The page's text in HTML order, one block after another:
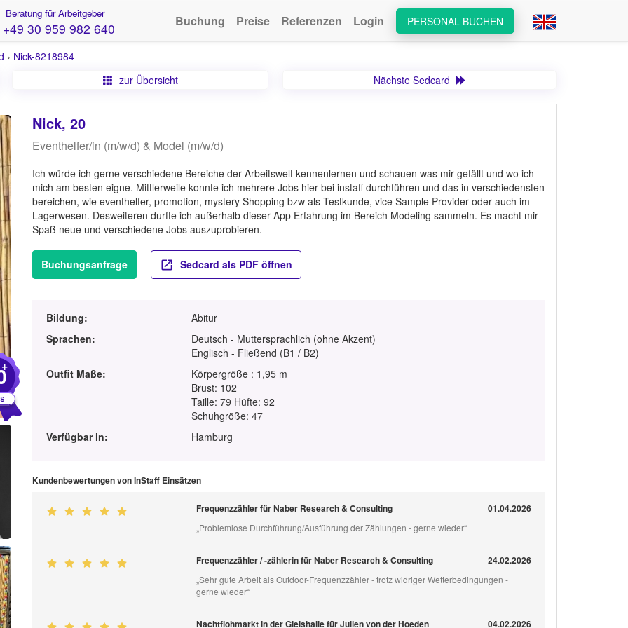
Beratung für Arbeitgeber
+49 30 959 982 640 PERSONAL BUCHEN
Buchung Preise Referenzen Login
› Nick-8218984
zur Übersicht
Nächste Sedcard
+
Nick, 20
Eventhelfer/in (m/w/d) & Model (m/w/d)
Ich würde ich gerne verschiedene Bereiche der Arbeitswelt kennenlernen und schauen was mir gefällt und wo ich
mich am besten eigne. Mittlerweile konnte ich mehrere Jobs hier bei instaff durchführen und das in verschiedensten
bereichen, wie eventhelfer, promotion, mystery Shopping bzw als Testkunde, vice Sample Provider oder auch im
Lagerwesen. Desweiteren durfte ich außerhalb dieser App Erfahrung im Bereich Modeling sammeln. Es macht mir
Spaß neue und verschiedene Jobs auszuprobieren.
Buchungsanfrage Sedcard als PDF öffnen
Bildung:
Abitur
Sprachen:
Deutsch - Muttersprachlich (ohne Akzent)
Englisch - Fließend (B1 / B2)
Outfit Maße:
Körpergröße : 1,95 m
Brust: 102
Taille: 79 Hüfte: 92
Schuhgröße: 47
Verfügbar in:
Hamburg
Kundenbewertungen von InStaff Einsätzen
Frequenzzähler für Naber Research & Consulting 01.04.2026
„Problemlose Durchführung/Ausführung der Zählungen - gerne wieder“
Frequenzzähler / -zählerin für Naber Research & Consulting 24.02.2026
„Sehr gute Arbeit als Outdoor-Frequenzzähler - trotz widriger Wetterbedingungen -
gerne wieder“
Nachtflohmarkt in der Gleishalle für Julien von der Hoeden 04.02.2026